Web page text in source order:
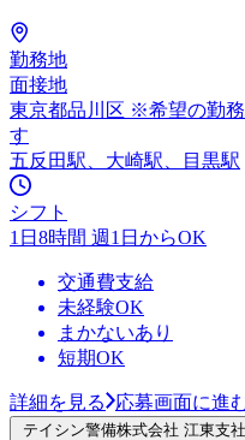
勤務地
面接地
東京都品川区 ※希望の勤
す
五反田駅、大崎駅、目黒駅
シフト
1日8時間 週1日からOK
交通費支給
未経験OK
まかないあり
短期OK
詳細を見る 応募画面に進
テイシン警備株式会社 江東支